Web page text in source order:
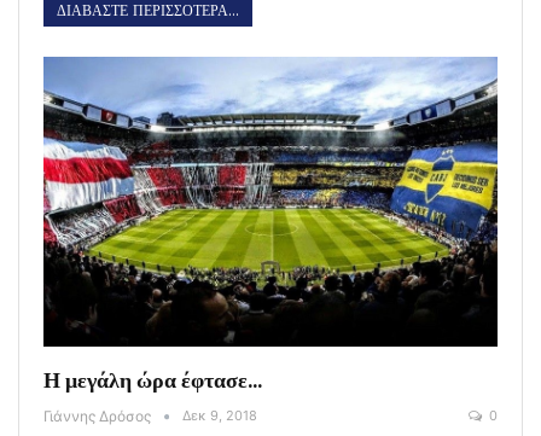
ΔΙΑΒΑΣΤΕ ΠΕΡΙΣΣΟΤΕΡΑ...
Η μεγάλη ώρα έφτασε…
Γιάννης Δρόσος Δεκ 9, 2018 0